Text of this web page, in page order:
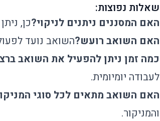
שאלות נפוצות:
האם המסננים ניתנים לניקוי?כן,
האם השואב רועש?השואב נועד
כמה זמן ניתן להפעיל את השואב
לעבודה יומיומית.
האם השואב מתאים לכל סוגי
והמניקור.